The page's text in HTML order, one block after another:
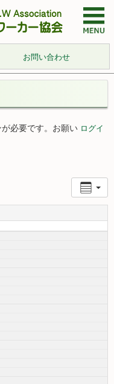
お問い合わせ
必要です。お願い ログイ